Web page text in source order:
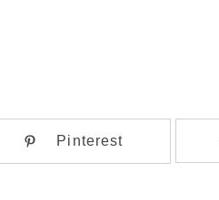
Pinterest